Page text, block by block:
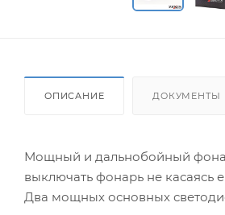
ОПИСАНИЕ ДОКУМЕНТЫ
Мощный и дальнобойный
выключать фонарь не касаясь
Два мощных основных